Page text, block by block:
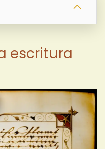
escritura